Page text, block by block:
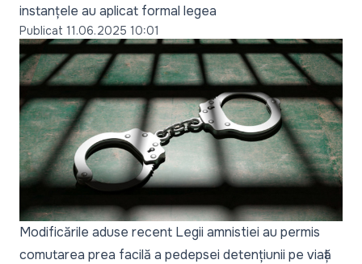
instanțele au aplicat formal legea
Publicat 11.06.2025 10:01
Modificările aduse recent Legii amnistiei au permis
comutarea prea facilă a pedepsei detențiunii pe viață